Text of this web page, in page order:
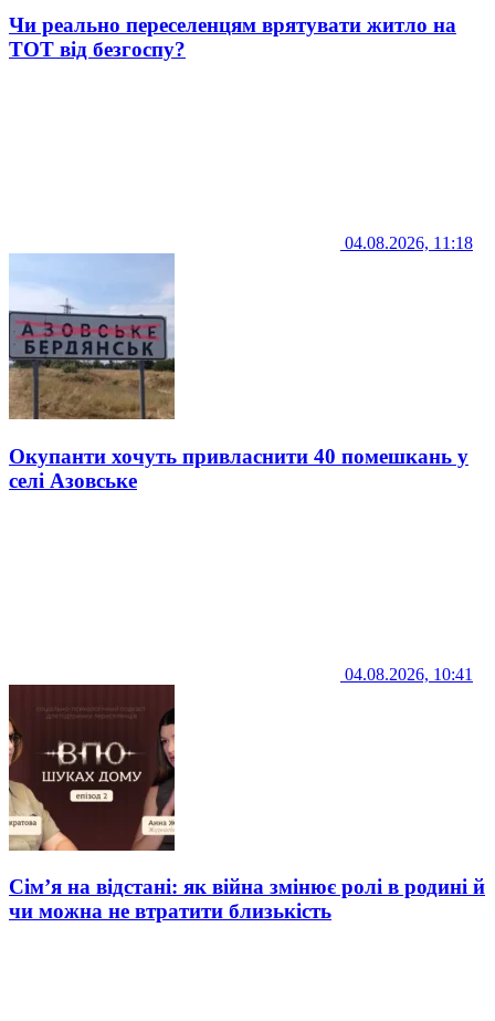
Чи реально переселенцям врятувати житло на
ТОТ від безгоспу?
04.08.2026, 11:18
Окупанти хочуть привласнити 40 помешкань у
селі Азовське
04.08.2026, 10:41
Сім’я на відстані: як війна змінює ролі в родині й
чи можна не втратити близькість